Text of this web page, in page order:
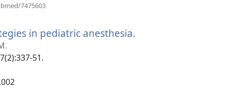
7475603
prozor)
in pediatric anesthesia.
51.